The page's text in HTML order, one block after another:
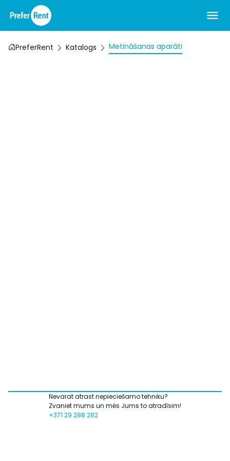
PreferRent Katalogs Metināšanas aparāti
Nevarat atrast nepieciešamo tehniku?
Zvaniet mums un mēs Jums to atradīsim!
+371 29 288 282